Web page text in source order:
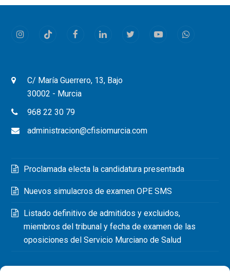
InstagramTiktok FacebookLinkedInTwitterYoutubeWhatsapp
C/ María Guerrero, 13, Bajo
30002 - Murcia
968 22 30 79
administracion@cfisiomurcia.com
Proclamada electa la candidatura presentada
Nuevos simulacros de examen OPE SMS
Listado definitivo de admitidos y excluidos,
miembros del tribunal y fecha de examen de las
oposiciones del Servicio Murciano de Salud